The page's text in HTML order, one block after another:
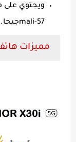
ويحتوي على
mali-57جيجا.
مميزات